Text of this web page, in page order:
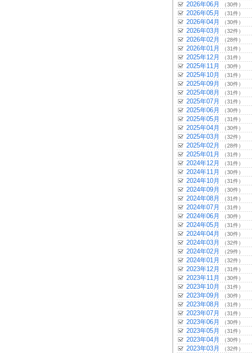
2026年06月 （30件）
2026年05月 （31件）
2026年04月 （30件）
2026年03月 （32件）
2026年02月 （28件）
2026年01月 （31件）
2025年12月 （31件）
2025年11月 （30件）
2025年10月 （31件）
2025年09月 （30件）
2025年08月 （31件）
2025年07月 （31件）
2025年06月 （30件）
2025年05月 （31件）
2025年04月 （30件）
2025年03月 （32件）
2025年02月 （28件）
2025年01月 （31件）
2024年12月 （31件）
2024年11月 （30件）
2024年10月 （31件）
2024年09月 （30件）
2024年08月 （31件）
2024年07月 （31件）
2024年06月 （30件）
2024年05月 （31件）
2024年04月 （30件）
2024年03月 （32件）
2024年02月 （29件）
2024年01月 （32件）
2023年12月 （31件）
2023年11月 （30件）
2023年10月 （31件）
2023年09月 （30件）
2023年08月 （31件）
2023年07月 （31件）
2023年06月 （30件）
2023年05月 （31件）
2023年04月 （30件）
2023年03月 （32件）